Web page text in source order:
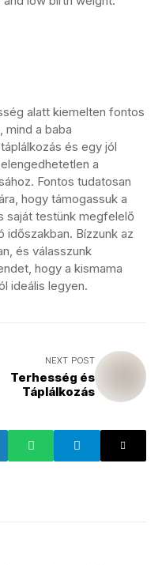
alatt kiemelten fontos
mind a baba
és egy jól
a
Fontos tudatosan
hogy támogassuk a
saját testünk megfelelő
Bízzunk az
és válasszunk
hogy a kismama
ideális legyen.
NEXT POST
Terhesség és
Táplálkozás